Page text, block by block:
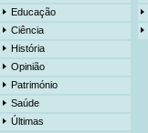
Educação
Ciência
História
Opinião
Património
Saúde
Últimas